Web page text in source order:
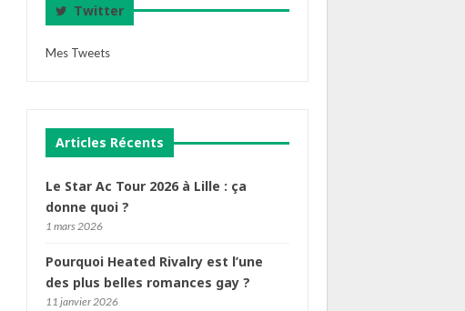
Twitter
Mes Tweets
Articles Récents
Le Star Ac Tour 2026 à Lille : ça
donne quoi ?
1 mars 2026
Pourquoi Heated Rivalry est l’une
des plus belles romances gay ?
11 janvier 2026